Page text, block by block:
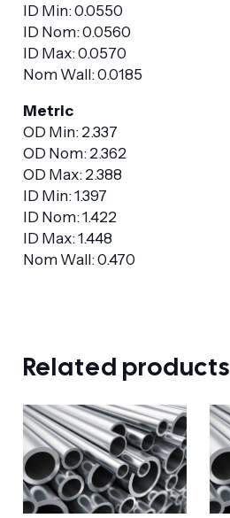
ID Min: 0.0550
ID Nom: 0.0560
ID Max: 0.0570
Nom Wall: 0.0185
Metric
OD Min: 2.337
OD Nom: 2.362
OD Max: 2.388
ID Min: 1.397
ID Nom: 1.422
ID Max: 1.448
Nom Wall: 0.470
Related products